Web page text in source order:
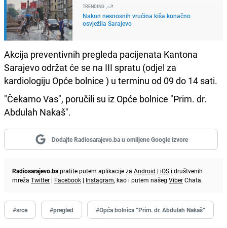
TRENDING
Nakon nesnosnih vrućina kiša konačno
osvježila Sarajevo
Akcija preventivnih pregleda pacijenata Kantona
Sarajevo održat će se na III spratu (odjel za
kardiologiju Opće bolnice ) u terminu od 09 do 14 sati.
"Čekamo Vas", poručili su iz Opće bolnice "Prim. dr.
Abdulah Nakaš".
Dodajte Radiosarajevo.ba u omiljene Google izvore
Radiosarajevo.bapratite putem aplikacije za Android | iOS i društvenih
mreža Twitter | Facebook | Instagram, kao i putem našeg ViberChata.
#srce #pregled #Opća bolnica “Prim. dr. Abdulah Nakaš”